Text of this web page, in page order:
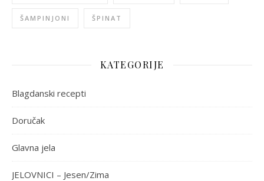
ŠAMPINJONI ŠPINAT
KATEGORIJE
Blagdanski recepti
Doručak
Glavna jela
JELOVNICI – Jesen/Zima